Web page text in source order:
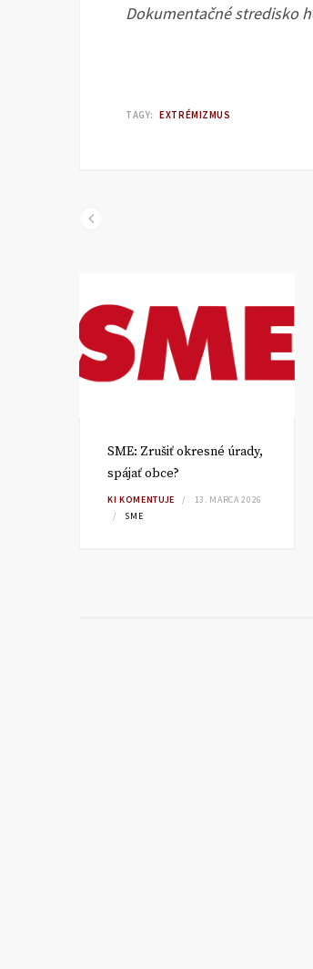
Dokumentačné stredisko
TAGY: EXTRÉMIZMUS
SME: Zrušiť okresné úrady,
spájať obce?
KI KOMENTUJE
13. MARCA 2026
SME